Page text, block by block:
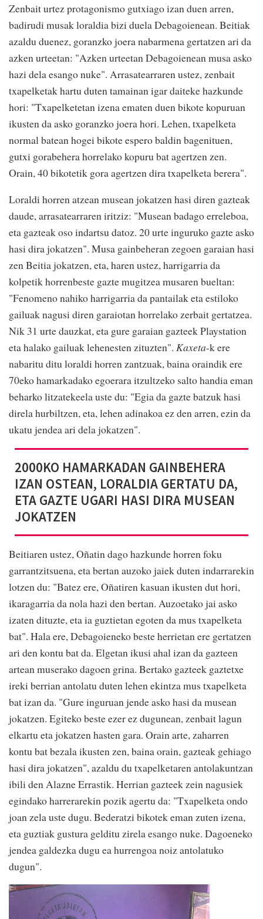
Zenbait urtez protagonismo gutxiago izan duen arren,
badirudi musak loraldia bizi duela Debagoienean. Beitiak
azaldu duenez, goranzko joera nabarmena gertatzen ari da
azken urteetan: "Azken urteetan Debagoienean musa asko
hazi dela esango nuke". Arrasatearraren ustez, zenbait
txapelketak hartu duten tamainan igar daiteke hazkunde
hori: "Txapelketetan izena ematen duen bikote kopuruan
ikusten da asko goranzko joera hori. Lehen, txapelketa
normal batean hogei bikote espero baldin bagenituen,
gutxi gorabehera horrelako kopuru bat agertzen zen.
Orain, 40 bikotetik gora agertzen dira txapelketa berera".
Loraldi horren atzean musean jokatzen hasi diren gazteak
daude, arrasatearraren iritziz: "Musean badago erreleboa,
eta gazteak oso indartsu datoz. 20 urte inguruko gazte asko
hasi dira jokatzen". Musa gainbeheran zegoen garaian hasi
zen Beitia jokatzen, eta, haren ustez, harrigarria da
kolpetik horrenbeste gazte mugitzea musaren bueltan:
"Fenomeno nahiko harrigarria da pantailak eta estiloko
gailuak nagusi diren garaiotan horrelako zerbait gertatzea.
Nik 31 urte dauzkat, eta gure garaian gazteek Playstation
eta halako gailuak lehenesten zituzten". Kaxeta-k ere
nabaritu ditu loraldi horren zantzuak, baina oraindik ere
70eko hamarkadako egoerara itzultzeko salto handia eman
beharko litzatekeela uste du: "Egia da gazte batzuk hasi
direla hurbiltzen, eta, lehen adinakoa ez den arren, ezin da
ukatu jendea ari dela jokatzen".
2000KO HAMARKADAN GAINBEHERA
IZAN OSTEAN, LORALDIA GERTATU DA,
ETA GAZTE UGARI HASI DIRA MUSEAN
JOKATZEN
Beitiaren ustez, Oñatin dago hazkunde horren foku
garrantzitsuena, eta bertan auzoko jaiek duten indarrarekin
lotzen du: "Batez ere, Oñatiren kasuan ikusten dut hori,
ikaragarria da nola hazi den bertan. Auzoetako jai asko
izaten dituzte, eta ia guztietan egoten da mus txapelketa
bat". Hala ere, Debagoieneko beste herrietan ere gertatzen
ari den kontu bat da. Elgetan ikusi ahal izan da gazteen
artean muserako dagoen grina. Bertako gazteek gaztetxe
ireki berrian antolatu duten lehen ekintza mus txapelketa
bat izan da. "Gure inguruan jende asko hasi da musean
jokatzen. Egiteko beste ezer ez dugunean, zenbait lagun
elkartu eta jokatzen hasten gara. Orain arte, zaharren
kontu bat bezala ikusten zen, baina orain, gazteak gehiago
hasi dira jokatzen", azaldu du txapelketaren antolakuntzan
ibili den Alazne Errastik. Herrian gazteek zein nagusiek
egindako harrerarekin pozik agertu da: "Txapelketa ondo
joan zela uste dugu. Bederatzi bikotek eman zuten izena,
eta guztiak gustura gelditu zirela esango nuke. Dagoeneko
jendea galdezka dugu ea hurrengoa noiz antolatuko
dugun".